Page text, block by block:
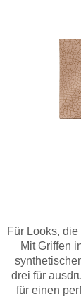
Für Looks,
Mit Griffen
drei für
für einen